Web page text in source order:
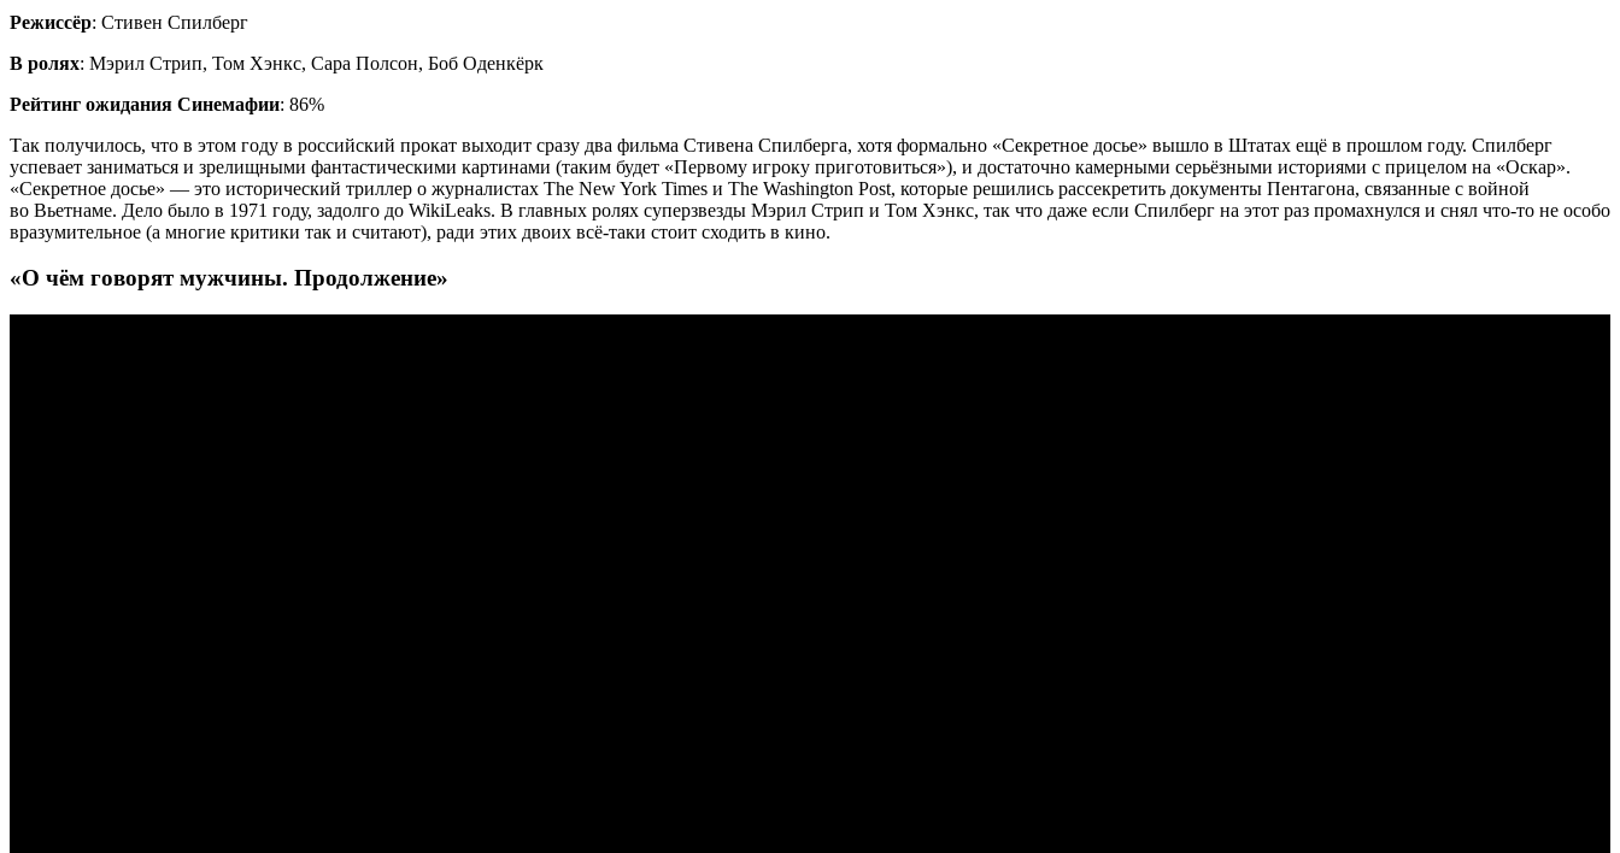
Режиссёр: Стивен Спилберг
В ролях: Мэрил Стрип, Том Хэнкс, Сара Полсон, Боб Оденкёрк
Рейтинг ожидания Синемафии: 86%
Так получилось, что в этом году в российский прокат выходит сразу два фильма Стивена Спилберга, хотя формально «Секретное досье» вышло в Штатах ещё в прошлом году. Спилберг
успевает заниматься и зрелищными фантастическими картинами (таким будет «Первому игроку приготовиться»), и достаточно камерными серьёзными историями с прицелом на «Оскар».
«Секретное досье» — это исторический триллер о журналистах The New York Times и The Washington Post, которые решились рассекретить документы Пентагона, связанные с войной
во Вьетнаме. Дело было в 1971 году, задолго до WikiLeaks. В главных ролях суперзвезды Мэрил Стрип и Том Хэнкс, так что даже если Спилберг на этот раз промахнулся и снял что-то не особо
вразумительное (а многие критики так и считают), ради этих двоих всё-таки стоит сходить в кино.
«О чём говорят мужчины. Продолжение»